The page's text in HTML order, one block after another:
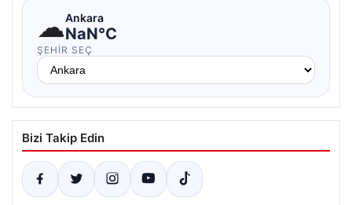
☁Ankara
NaN°C
ŞEHIR SEÇ
Bizi Takip Edin